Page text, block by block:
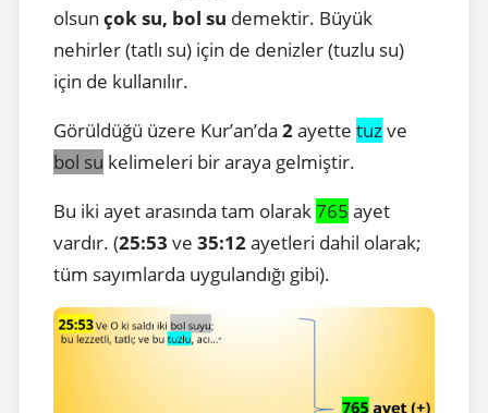
olsun çok su, bol su demektir. Büyük
nehirler (tatlı su) için de denizler (tuzlu su)
için de kullanılır.
Görüldüğü üzere Kur’an’da 2ayette tuzve
bol su kelimeleri bir araya gelmiştir.
Bu iki ayet arasında tam olarak765 ayet
vardır. (25:53 ve 35:12ayetleri dahil olarak;
tüm sayımlarda uygulandığı gibi).